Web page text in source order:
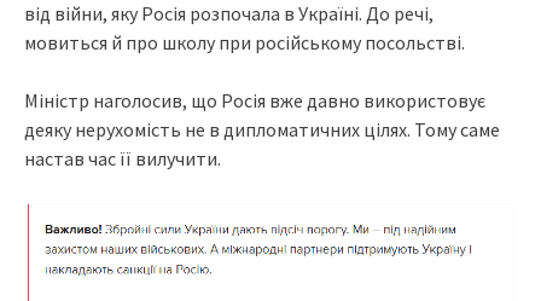
від війни, яку Росія розпочала в Україні. До речі,
мовиться й про школу при російському посольстві.
Міністр наголосив, що Росія вже давно використовує
деяку нерухомість не в дипломатичних цілях. Тому саме
настав час її вилучити.